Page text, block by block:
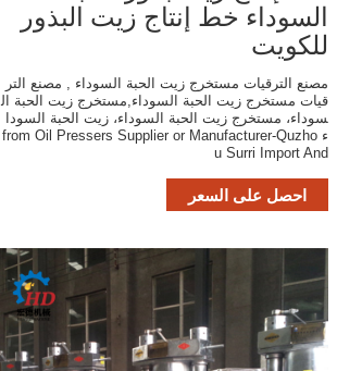
السوداء خط إنتاج زيت البذور
للكويت
مصنع الترقيات مستخرج زيت الحبة السوداء , مصنع التر
قيات مستخرج زيت الحبة السوداء,مستخرج زيت الحبة ال
سوداء، مستخرج زيت الحبة السوداء، زيت الحبة السودا
ء from Oil Pressers Supplier or Manufacturer-Quzho
u Surri Import And
احصل على السعر